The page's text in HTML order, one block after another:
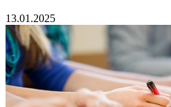
13.01.2025